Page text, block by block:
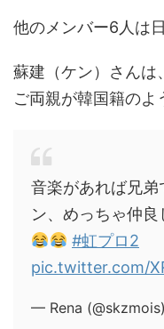
他のメンバー6人は
蘇建（ケン）さんは
ご両親が韓国籍のよ
音楽があれば兄
ン、めっちゃ仲
#虹プロ2
pic.twitter.com/
— Rena (@skzmois)